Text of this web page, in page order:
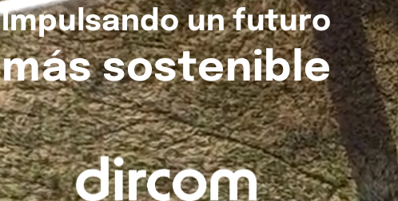
Impulsando un futuro
más sostenible